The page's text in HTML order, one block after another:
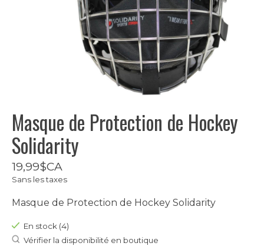
Masque de Protection de Hockey
Solidarity
19,99$CA
Sans les taxes
Masque de Protection de Hockey Solidarity
En stock (4)
Vérifier la disponibilité en boutique